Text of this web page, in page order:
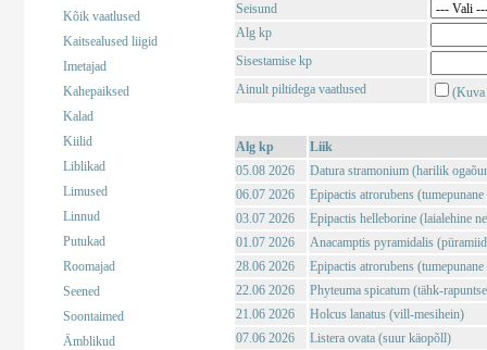
Kõik vaatlused
Kaitsealused liigid
Imetajad
Kahepaiksed
Kalad
Kiilid
Liblikad
Limused
Linnud
Putukad
Roomajad
Seened
Soontaimed
Ämblikud
Seisund
Alg kp
Sisestamise kp
Ainult piltidega vaatlused
(Kuva
Alg kp
Liik
05.08 2026
Datura stramonium (harilik
06.07 2026
Epipactis atrorubens
03.07 2026
Epipactis helleborine (laialehine
01.07 2026
Anacamptis pyramidalis
28.06 2026
Epipactis atrorubens
22.06 2026
Phyteuma spicatum (tähk-
21.06 2026
Holcus lanatus (vill-mesihein)
07.06 2026
Listera ovata (suur käopõll)